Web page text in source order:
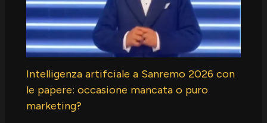
Intelligenza artifciale a Sanremo 2026 con
le papere: occasione mancata o puro
marketing?